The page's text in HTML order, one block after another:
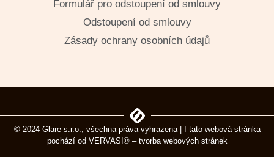
Formulář pro odstoupení od smlouvy
Odstoupení od smlouvy
Zásady ochrany osobních údajů
© 2024 Glare s.r.o., všechna práva vyhrazena | I tato webová stránka
pochází od VERVASI® – tvorba webových stránek